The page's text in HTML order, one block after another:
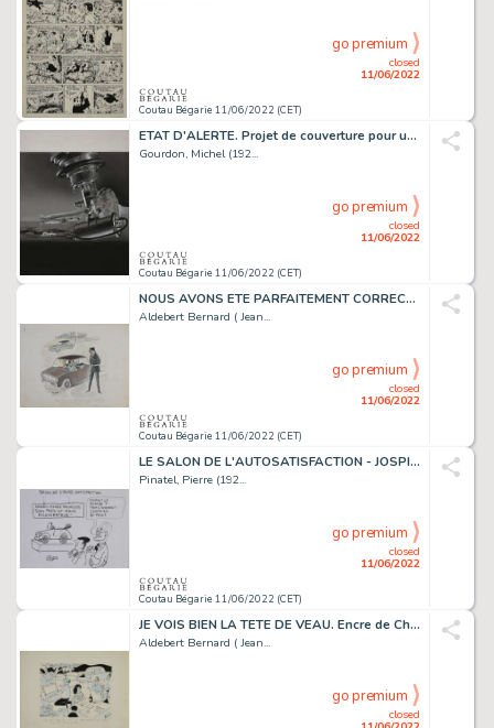
Coutau Bégarie 11/06/2022 (CET)
closed
11/06/2022
go premium
ETAT D'ALERTE. Projet de couverture pour un roman des...
Gourdon, Michel (192...
Coutau Bégarie 11/06/2022 (CET)
closed
11/06/2022
go premium
NOUS AVONS ETE PARFAITEMENT CORRECTS. Encre de Chine...
Aldebert Bernard ( Jean...
Coutau Bégarie 11/06/2022 (CET)
closed
11/06/2022
go premium
LE SALON DE L'AUTOSATISFACTION - JOSPIN. Feutre sur...
Pinatel, Pierre (192...
Coutau Bégarie 11/06/2022 (CET)
closed
11/06/2022
go premium
JE VOIS BIEN LA TETE DE VEAU. Encre de Chine et aquarelle...
Aldebert Bernard ( Jean...
closed
go premium